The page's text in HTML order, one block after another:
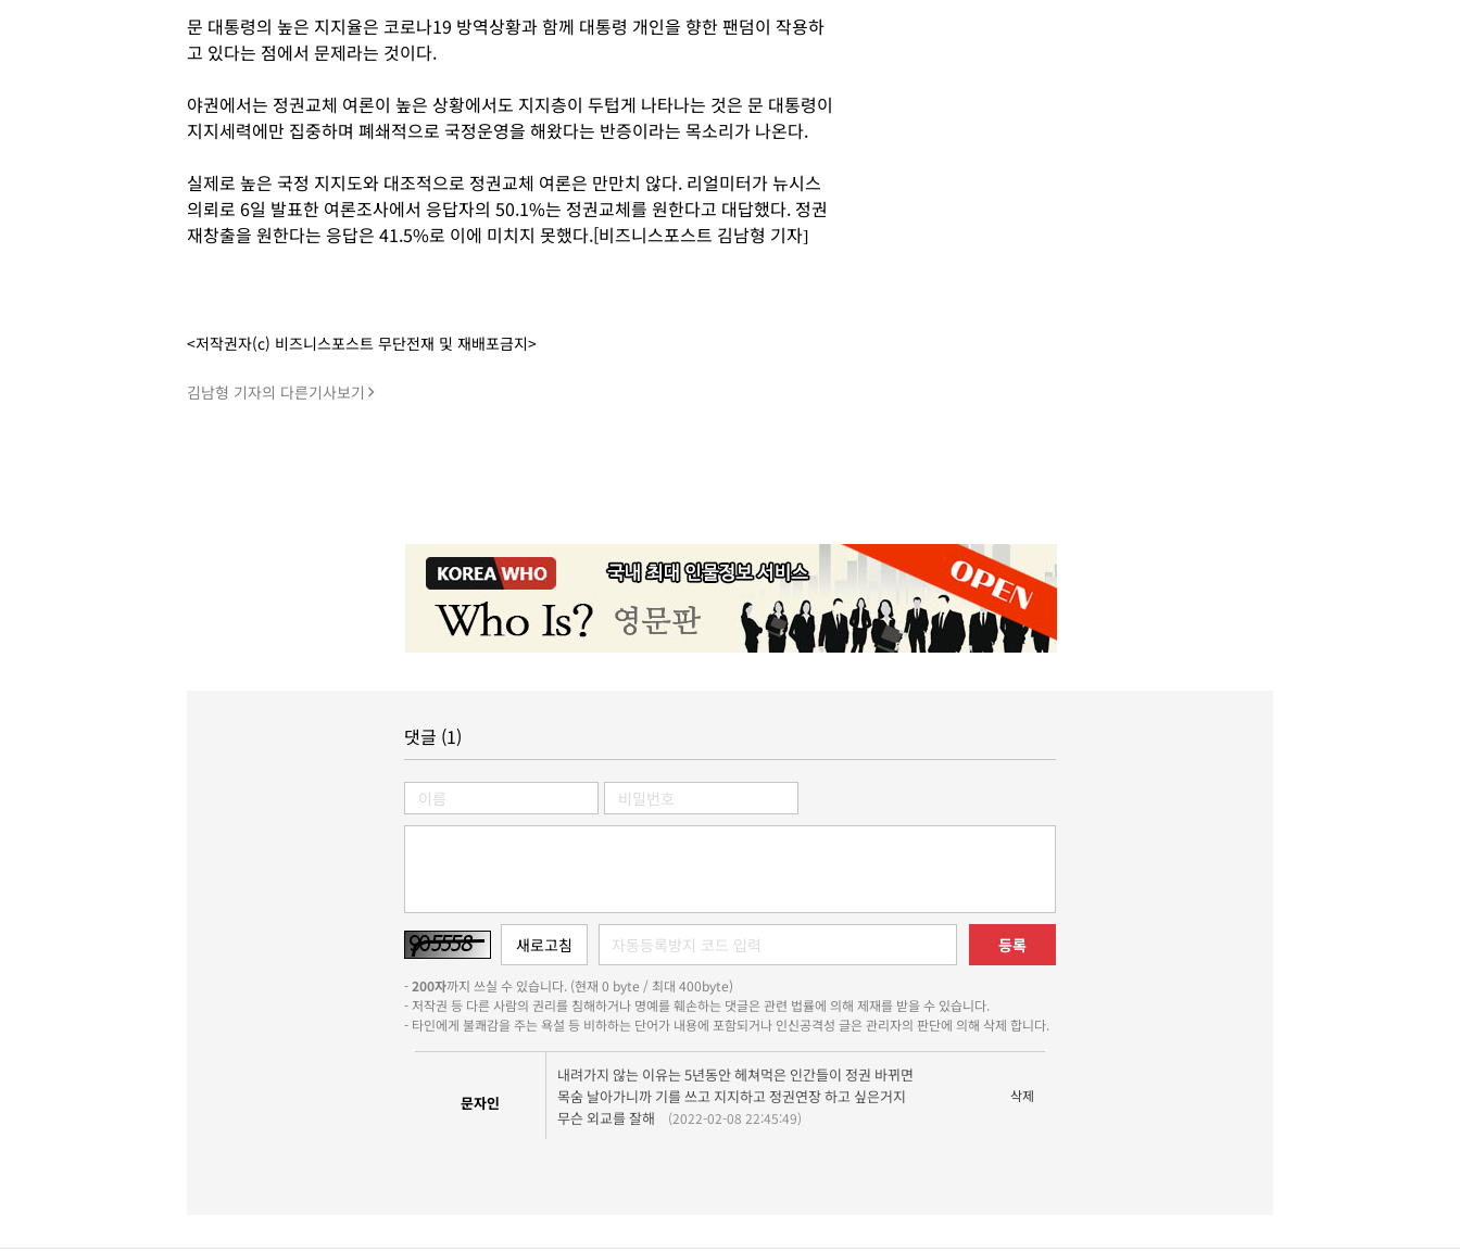
문 대통령의 높은 지지율은 코로나19 방역상황과 함께 대통령 개인을 향한 팬덤이 작용하
고 있다는 점에서 문제라는 것이다.
야권에서는 정권교체 여론이 높은 상황에서도 지지층이 두텁게 나타나는 것은 문 대통령이
지지세력에만 집중하며 폐쇄적으로 국정운영을 해왔다는 반증이라는 목소리가 나온다.
실제로 높은 국정 지지도와 대조적으로 정권교체 여론은 만만치 않다. 리얼미터가 뉴시스
의뢰로 6일 발표한 여론조사에서 응답자의 50.1%는 정권교체를 원한다고 대답했다. 정권
재창출을 원한다는 응답은 41.5%로 이에 미치지 못했다.[비즈니스포스트 김남형 기자]
<저작권자(c) 비즈니스포스트 무단전재 및 재배포금지>
김남형 기자의 다른기사보기
댓글 (1)
등록
-200자까지 쓰실 수 있습니다. (현재 0 byte / 최대 400byte)
- 저작권 등 다른 사람의 권리를 침해하거나 명예를 훼손하는 댓글은 관련 법률에 의해 제재를 받을 수 있습니다.
- 타인에게 불쾌감을 주는 욕설 등 비하하는 단어가 내용에 포함되거나 인신공격성 글은 관리자의 판단에 의해 삭제 합니다.
문자인
내려가지 않는 이유는 5년동안 헤쳐먹은 인간들이 정권 바뀌면
목숨 날아가니까 기를 쓰고 지지하고 정권연장 하고 싶은거지
무슨 외교를 잘해
(2022-02-08 22:45:49)
삭제